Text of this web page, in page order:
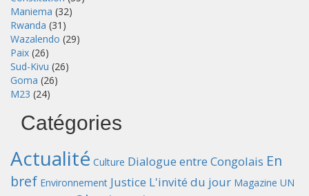
Maniema (32)
Rwanda (31)
Wazalendo (29)
Paix (26)
Sud-Kivu (26)
Goma (26)
M23 (24)
Catégories
Actualité Culture Dialogue entre Congolais En
bref Environnement Justice L'invité du jour Magazine UN